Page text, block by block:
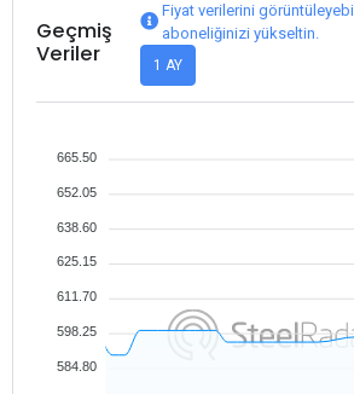
Geçmiş
Veriler
Fiyat verilerini
aboneliğinizi yükseltin.
1 AY
665.50
652.05
638.60
625.15
611.70
598.25
584.80